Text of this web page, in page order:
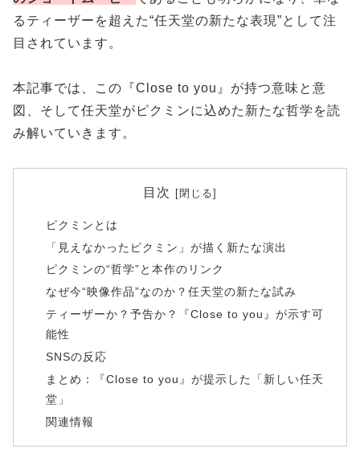
るティーザーを超えた“任天堂の新たな表現”として注
目されています。
本記事では、この『Close to you』が持つ意味と意
図、そして任天堂がピクミンに込めた新たな哲学を読
み解いていきます。
目次
ピクミンとは
「見えなかったピクミン」が描く新たな演出
ピクミンの“哲学”と本作のリンク
なぜ今“映像作品”なのか？任天堂の新たな試み
ティーザーか？予告か？『Close to you』が示す可
能性
SNSの反応
まとめ：『Close to you』が提示した「新しい任天
堂」
関連情報